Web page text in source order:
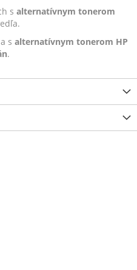
s alternatívnym tonerom
s alternatívnym tonerom HP
.